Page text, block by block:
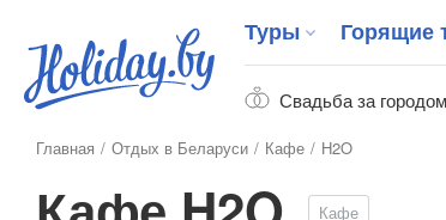
Свадьба за городом
Туры Горящие
Главная Отдых в Беларуси Кафе H2O
Кафе